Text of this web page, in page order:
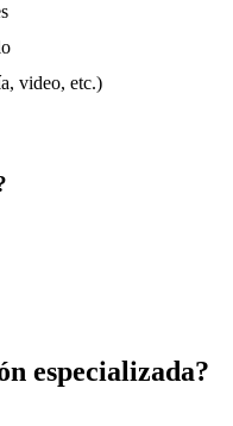
video, etc.)
especializada?